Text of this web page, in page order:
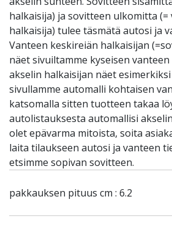
halkaisija) ja sovitteen ulkomitta
halkaisija) tulee täsmätä autosi ja
Vanteen keskireiän halkaisijan
näet sivuiltamme kyseisen
akselin halkaisijan näet
sivullamme automalli kohtaisen
katsomalla sitten tuotteen takaa
autolistauksesta automallisi
olet epävarma mitoista, soita
laita tilaukseen autosi ja vanteen
etsimme sopivan sovitteen.
pakkauksen pituus cm : 6.2